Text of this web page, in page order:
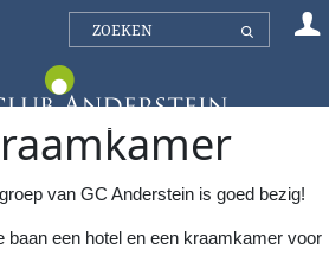
van GC Anderstein is goed bezig!
baan een hotel en een kraamkamer voor